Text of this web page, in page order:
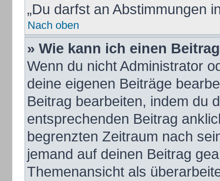
„Du darfst an Abstimmungen
Nach oben
» Wie kann ich einen
Wenn du nicht Administrator
deine eigenen Beiträge
Beitrag bearbeiten, indem du
entsprechenden Beitrag
begrenzten Zeitraum nach
jemand auf deinen Beitrag
Themenansicht als